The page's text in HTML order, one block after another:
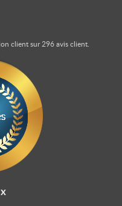
client sur296avis client.
déposer quelques
site. Vous pouvez